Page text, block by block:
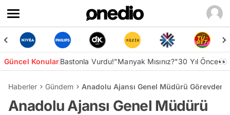
Güncel KonularBastonla Vurdu!"Manyak Mısınız?"30 Yıl Önce👀
Haberler Gündem Anadolu Ajansı Genel Müdürü Görevden
Anadolu Ajansı Genel Müdürü